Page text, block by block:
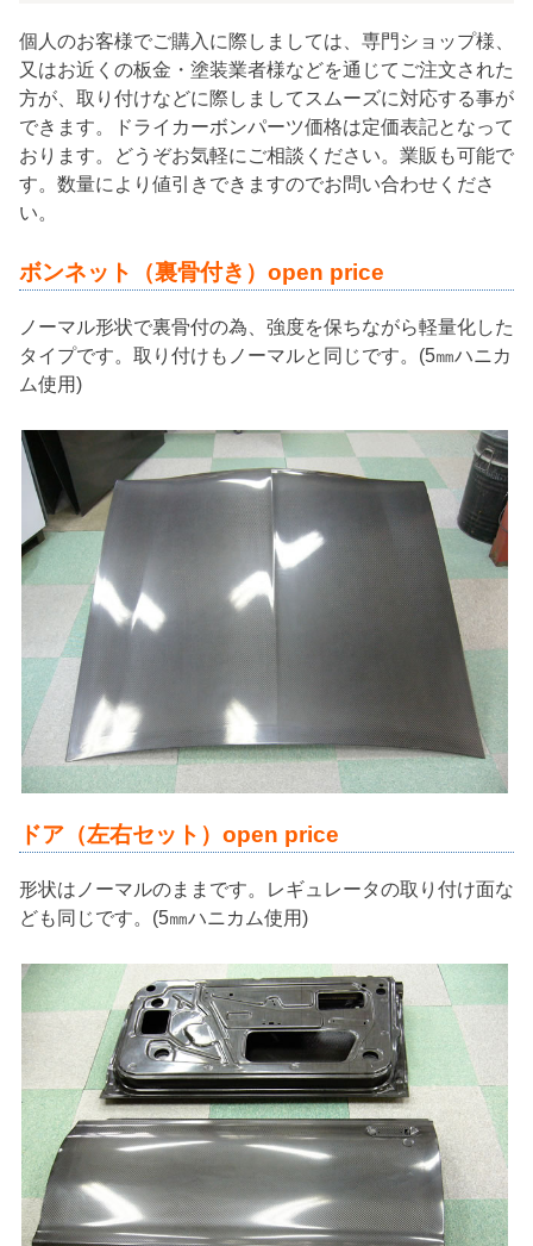
個人のお客様でご購入に際しましては、専門ショップ様、
又はお近くの板金・塗装業者様などを通じてご注文された
方が、取り付けなどに際しましてスムーズに対応する事が
できます。ドライカーボンパーツ価格は定価表記となって
おります。どうぞお気軽にご相談ください。業販も可能で
す。数量により値引きできますのでお問い合わせくださ
い。
ボンネット（裏骨付き）open price
ノーマル形状で裏骨付の為、強度を保ちながら軽量化した
タイプです。取り付けもノーマルと同じです。(5㎜ハニカ
ム使用)
ドア（左右セット）open price
形状はノーマルのままです。レギュレータの取り付け面な
ども同じです。(5㎜ハニカム使用)